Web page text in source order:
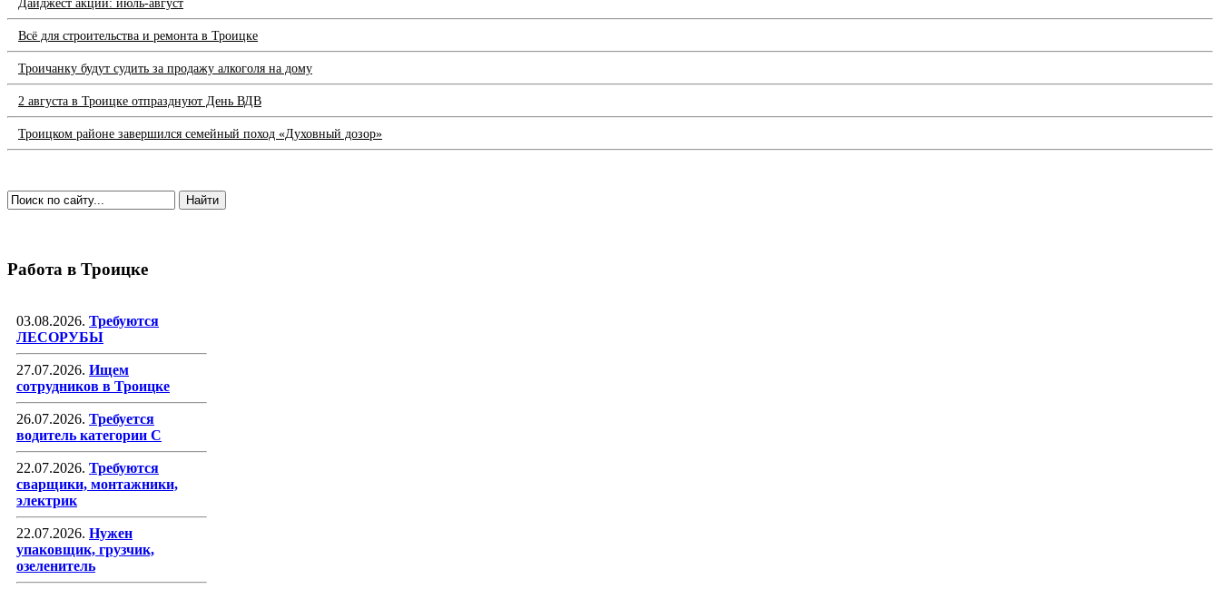
Дайджест акций: июль-август
Всё для строительства и ремонта в Троицке
Троичанку будут судить за продажу алкоголя на дому
2 августа в Троицке отпразднуют День ВДВ
Троицком районе завершился семейный поход «Духовный дозор»
Работа в Троицке
03.08.2026. Требуются
ЛЕСОРУБЫ
27.07.2026. Ищем
сотрудников в Троицке
26.07.2026. Требуется
водитель категории С
22.07.2026. Требуются
сварщики, монтажники,
электрик
22.07.2026. Нужен
упаковщик, грузчик,
озеленитель